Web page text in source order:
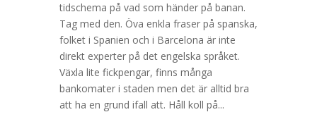
tidschema på vad som händer på banan.
Tag med den. Öva enkla fraser på spanska,
folket i Spanien och i Barcelona är inte
direkt experter på det engelska språket.
Växla lite fickpengar, finns många
bankomater i staden men det är alltid bra
att ha en grund ifall att. Håll koll på...